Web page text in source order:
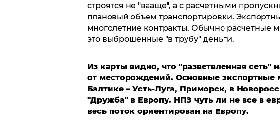
строятся не "вааще", а с расчетными
плановый объем транспортировки.
многолетние контракты. Обычно расчетные
это выброшенные "в трубу" деньги.
Из карты видно, что "разветвленная сеть"
от месторождений. Основные экспортные
Балтике – Усть-Луга, Приморск, в
"Дружба" в Европу. НПЗ чуть ли не все в
весь поток ориентирован на Европу.